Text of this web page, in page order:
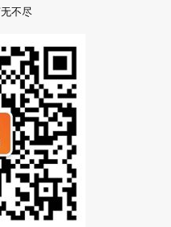
不尽